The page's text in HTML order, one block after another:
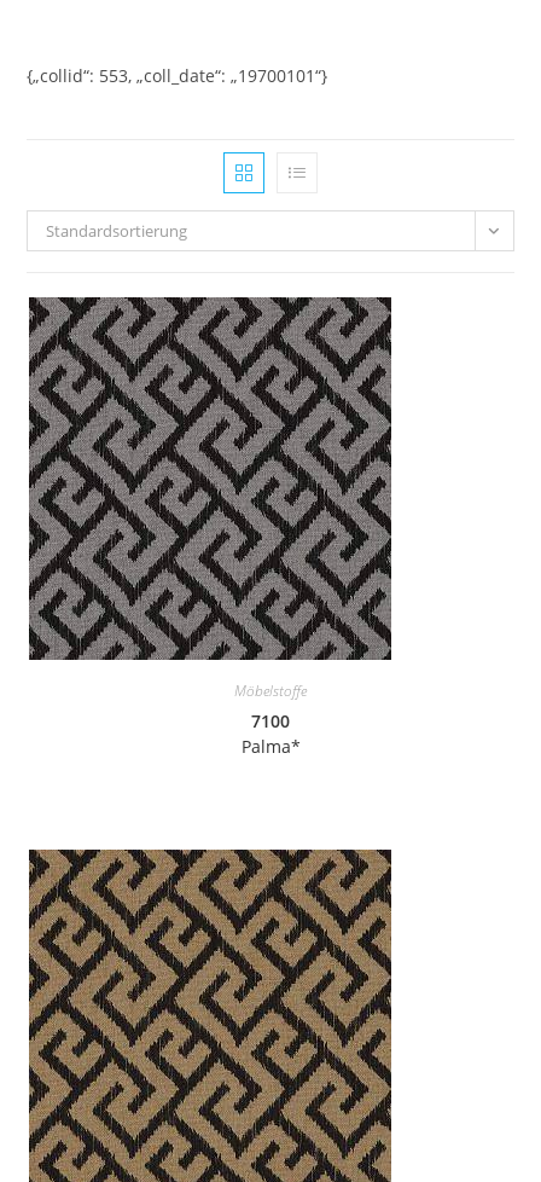
springen
{„collid“: 553, „coll_date“: „19700101“}
Standardsortierung
Möbelstoffe
7100
Palma*